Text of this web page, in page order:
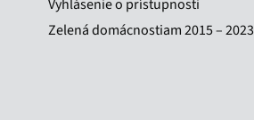
Vyhlásenie o prístupnosti
Zelená domácnostiam 2015 – 2023